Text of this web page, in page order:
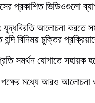
প্রকাশিত ভিডিওগুলো
যুদ্ধবিরতি আলোচনা করতে
বিনিময় চুক্তির
সমর্থন যোগাতে সহায়ক
পক্ষের মধ্যে আরও